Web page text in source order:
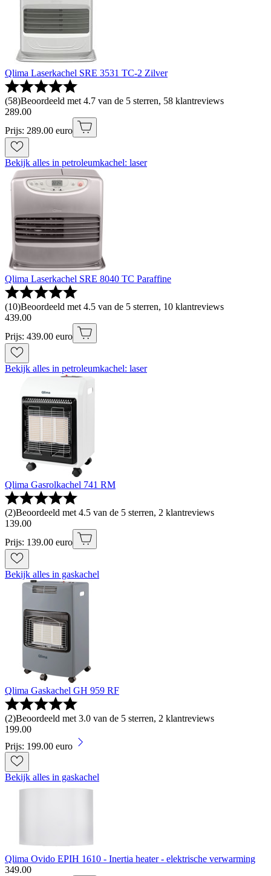
Qlima Laserkachel SRE 3531 TC-2 Zilver
(58)Beoordeeld met 4.7 van de 5 sterren, 58 klantreviews
289.00
Prijs: 289.00 euro
Bekijk alles in petroleumkachel: laser
Qlima Laserkachel SRE 8040 TC Paraffine
(10)Beoordeeld met 4.5 van de 5 sterren, 10 klantreviews
439.00
Prijs: 439.00 euro
Bekijk alles in petroleumkachel: laser
Qlima Gasrolkachel 741 RM
(2)Beoordeeld met 4.5 van de 5 sterren, 2 klantreviews
139.00
Prijs: 139.00 euro
Bekijk alles in gaskachel
Qlima Gaskachel GH 959 RF
(2)Beoordeeld met 3.0 van de 5 sterren, 2 klantreviews
199.00
Prijs: 199.00 euro
Bekijk alles in gaskachel
Qlima Ovido EPIH 1610 - Inertia heater - elektrische verwarming
349.00